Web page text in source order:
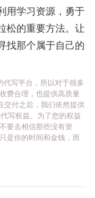
用学习资源，勇于
松的重要方法。让
找那个属于自己的
写平台，所以对于很多
费合理，也提供高质量
交付之后，我们依然提供
写权益。为了您的权益
要去相信那些没有资
是你的时间和金钱，而